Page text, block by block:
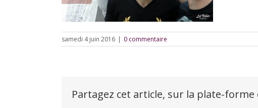
samedi 4 juin 2016 | 0 commentaire
Partagez cet article, sur la plate-forme